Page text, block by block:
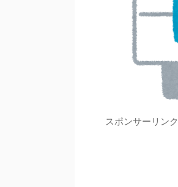
スポンサーリンク